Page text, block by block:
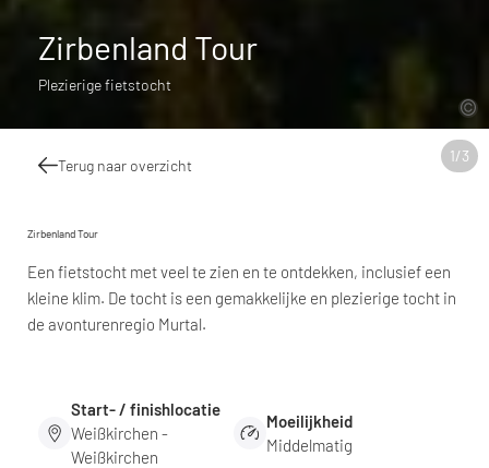
1/3
Zirbenland Tour
Plezierige fietstocht
Terug naar overzicht
Zirbenland Tour
Een fietstocht met veel te zien en te ontdekken, inclusief een
kleine klim. De tocht is een gemakkelijke en plezierige tocht in
de avonturenregio Murtal.
Start- / finishlocatie
Weißkirchen -
Weißkirchen
Moeilijkheid
Middelmatig